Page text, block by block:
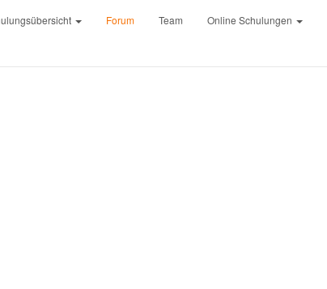
Forum Team Online Schulungen